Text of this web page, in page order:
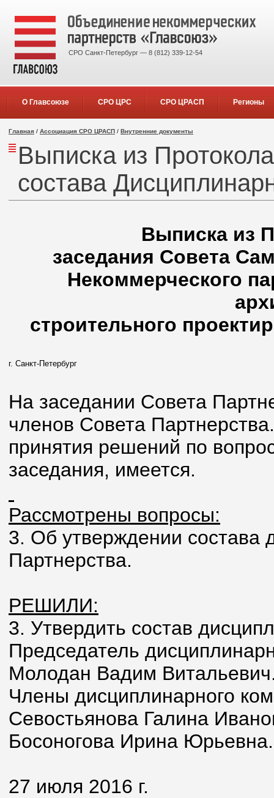
СРО Санкт-Петербург — 8 (812) 339-12-54
О Главсоюзе СРО ЦРС СРО ЦРАСП Регионы
Главная / Ассоциация СРО ЦРАСП / Внутренние документы
Выписка из
состава
Выписка из
заседания Совета
Некоммерческого
строительного
г. Санкт-Петербург
На заседании Совета
членов Совета
принятия решений по
заседания, имеется.
Рассмотрены вопросы:
3. Об утверждении состава
Партнерства.
РЕШИЛИ:
3. Утвердить состав
Председатель
Молодан Вадим
Члены дисциплинарного
Севостьянова Галина
Босоногова Ирина Юрьевна.
27 июля 2016 г.